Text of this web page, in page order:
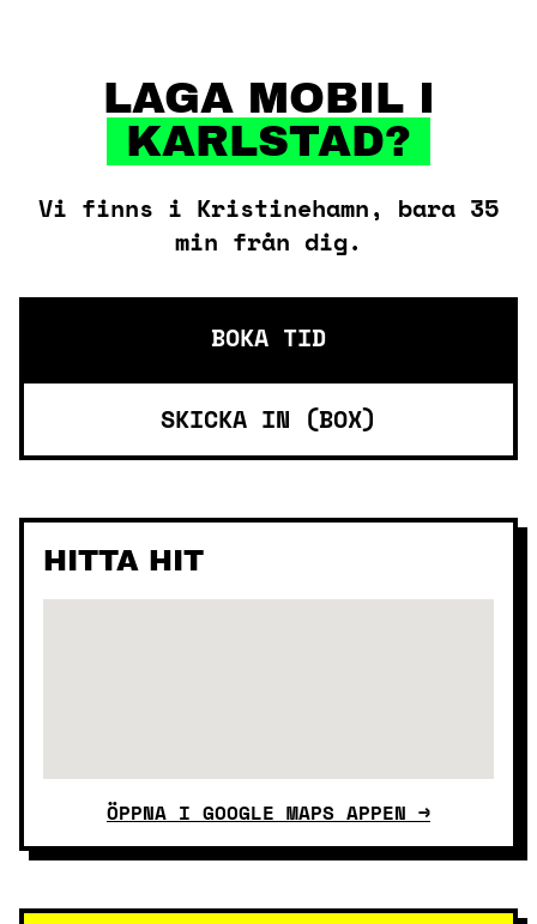
LAGA MOBIL I
KARLSTAD?
Vi finns i Kristinehamn, bara 35
min från dig.
BOKA TID
SKICKA IN (BOX)
HITTA HIT
ÖPPNA I GOOGLE MAPS APPEN →